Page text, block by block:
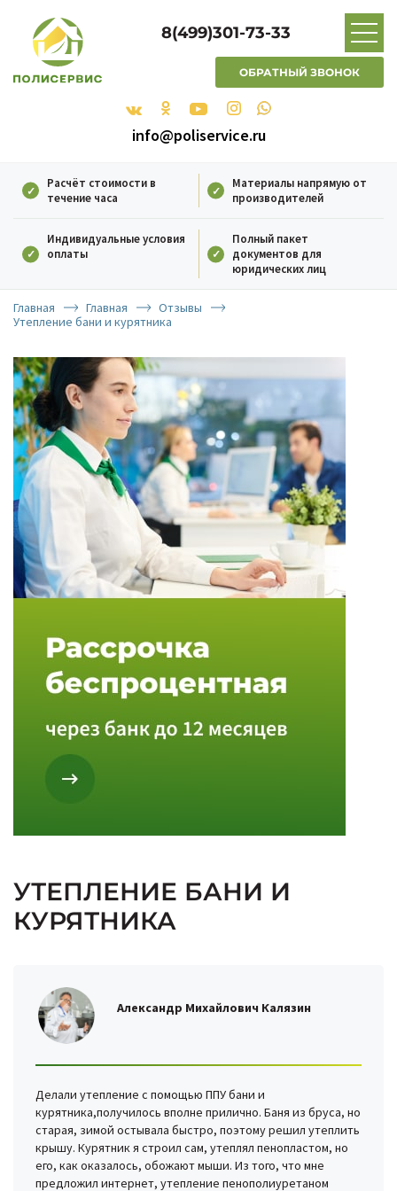
8(499)301-73-33
ОБРАТНЫЙ ЗВОНОК
info@poliservice.ru
Расчёт стоимости в
течение часа
Материалы напрямую от
производителей
Индивидуальные условия
оплаты
Полный пакет
документов для
юридических лиц
Главная Главная
Отзывы
Утепление бани и курятника
УТЕПЛЕНИЕ БАНИ И
КУРЯТНИКА
Александр Михайлович Калязин
Делали утепление с помощью ППУ бани и
курятника,получилось вполне прилично. Баня из бруса, но
старая, зимой остывала быстро, поэтому решил утеплить
крышу. Курятник я строил сам, утеплял пенопластом, но
его, как оказалось, обожают мыши. Из того, что мне
предложил интернет, утепление пенополиуретаном